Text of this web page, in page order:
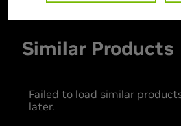
Similar Products
Failed to load similar
later.